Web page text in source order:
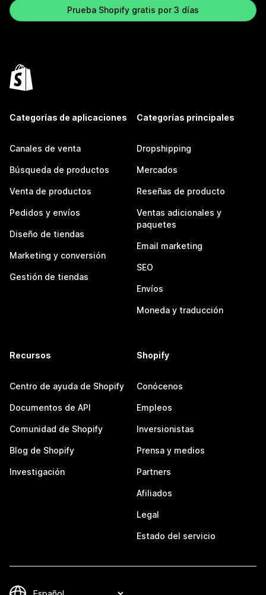
Prueba Shopify gratis por 3 días
Categorías de aplicaciones
Canales de venta
Búsqueda de productos
Venta de productos
Pedidos y envíos
Diseño de tiendas
Marketing y conversión
Gestión de tiendas
Categorías principales
Dropshipping
Mercados
Reseñas de producto
Ventas adicionales y
paquetes
Email marketing
SEO
Envíos
Moneda y traducción
Recursos
Centro de ayuda de Shopify
Documentos de API
Comunidad de Shopify
Blog de Shopify
Investigación
Shopify
Conócenos
Empleos
Inversionistas
Prensa y medios
Partners
Afiliados
Legal
Estado del servicio